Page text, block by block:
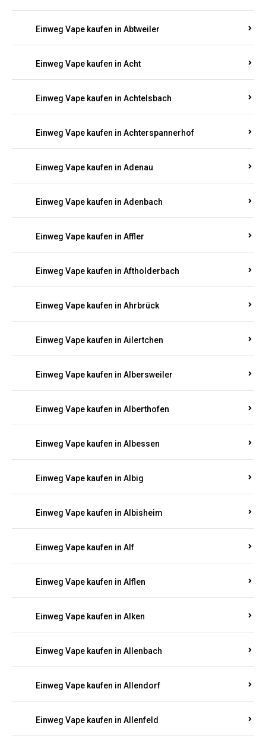
Einweg Vape kaufen in Abtweiler
Einweg Vape kaufen in Acht
Einweg Vape kaufen in Achtelsbach
Einweg Vape kaufen in Achterspannerhof
Einweg Vape kaufen in Adenau
Einweg Vape kaufen in Adenbach
Einweg Vape kaufen in Affler
Einweg Vape kaufen in Aftholderbach
Einweg Vape kaufen in Ahrbrück
Einweg Vape kaufen in Ailertchen
Einweg Vape kaufen in Albersweiler
Einweg Vape kaufen in Alberthofen
Einweg Vape kaufen in Albessen
Einweg Vape kaufen in Albig
Einweg Vape kaufen in Albisheim
Einweg Vape kaufen in Alf
Einweg Vape kaufen in Alflen
Einweg Vape kaufen in Alken
Einweg Vape kaufen in Allenbach
Einweg Vape kaufen in Allendorf
Einweg Vape kaufen in Allenfeld